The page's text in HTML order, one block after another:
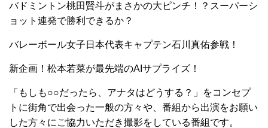
バドミントン桃田賢斗がまさかの大ピンチ！？スーパーシ
ョット連発で勝利できるか？
バレーボール女子日本代表キャプテン石川真佑参戦！
新企画！松本若菜が最先端のAIサプライズ！
「もしも○○だったら、アナタはどうする？」をコンセプ
トに街角で出会った一般の方々や、番組から出演をお願い
した方々にご協力いただき撮影をしている番組です。